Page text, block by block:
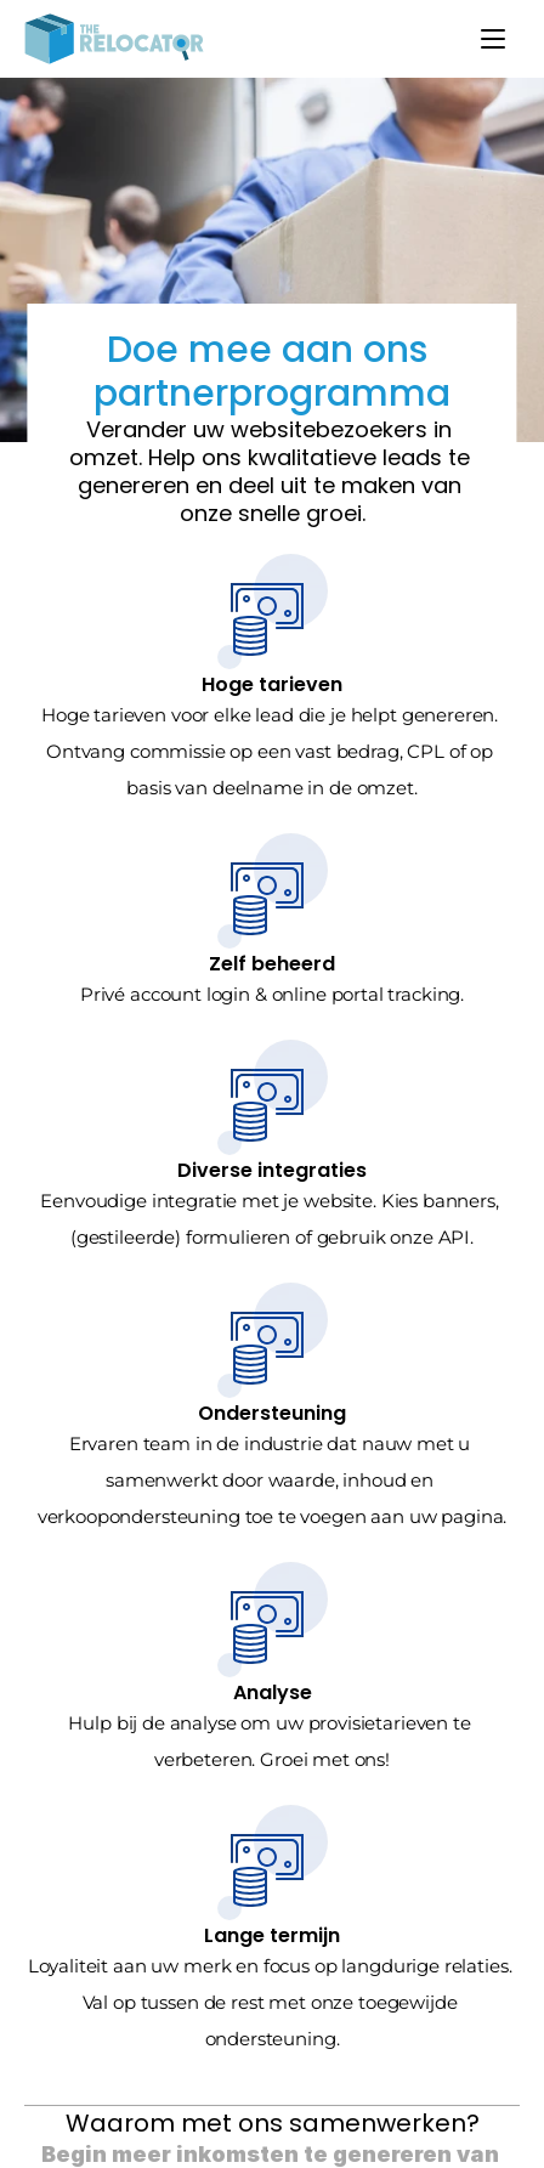
Doe mee aan ons
partnerprogramma
Verander uw websitebezoekers in
omzet. Help ons kwalitatieve leads te
genereren en deel uit te maken van
onze snelle groei.
Hoge tarieven
Hoge tarieven voor elke lead die je helpt genereren.
Ontvang commissie op een vast bedrag, CPL of op
basis van deelname in de omzet.
Zelf beheerd
Privé account login & online portal tracking.
Diverse integraties
Eenvoudige integratie met je website. Kies banners,
(gestileerde) formulieren of gebruik onze API.
Ondersteuning
Ervaren team in de industrie dat nauw met u
samenwerkt door waarde, inhoud en
verkoopondersteuning toe te voegen aan uw pagina.
Analyse
Hulp bij de analyse om uw provisietarieven te
verbeteren. Groei met ons!
Lange termijn
Loyaliteit aan uw merk en focus op langdurige relaties.
Val op tussen de rest met onze toegewijde
ondersteuning.
Waarom met ons samenwerken?
Begin meer inkomsten te genereren van